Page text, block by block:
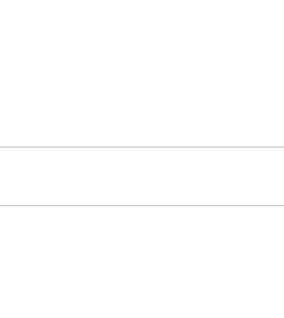
ed elevate prestazioni, il sistema
gestione dell’energia e